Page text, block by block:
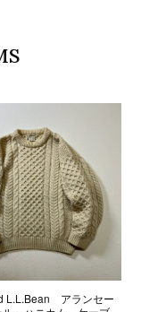
L.L.Bean アランセー